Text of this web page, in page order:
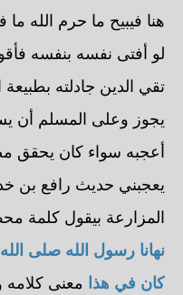
هنا فيبيح ما حرم الله
لو أفتى نفسه بنفسه
تقي الدين جادلته
يجوز وعلى المسلم أن
أعجبه سواء كان يحقق
يعجبني حديث رافع بن
المزارعة بيقول كلمة
نهانا رسول الله صلى
كان في هذا معنى